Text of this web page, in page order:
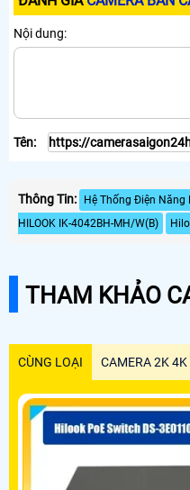
Nội dung:
Tên:
Thông Tin: Hệ Thống Điện Năng
HILOOK IK-4042BH-MH/W(B)
THAM KHẢO
CÙNG LOẠI CAMERA 2K 4K